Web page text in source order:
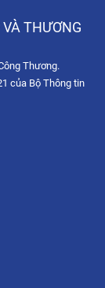
tạo nội dung
gian mua sắm
Hoa Kỳ
Công
của doanh
với thị...
THƯƠNG
Thương.
của Bộ Thông tin